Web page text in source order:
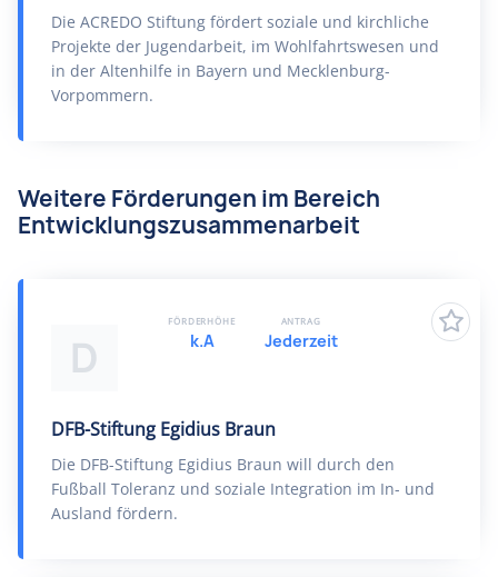
Die ACREDO Stiftung fördert soziale und kirchliche
Projekte der Jugendarbeit, im Wohlfahrtswesen und
in der Altenhilfe in Bayern und Mecklenburg-
Vorpommern.
Weitere Förderungen im Bereich
Entwicklungszusammenarbeit
D
DFB-Stiftung Egidius Braun
Die DFB-Stiftung Egidius Braun will durch den
Fußball Toleranz und soziale Integration im In- und
Ausland fördern.
FÖRDERHÖHE
k.A
ANTRAG
Jederzeit